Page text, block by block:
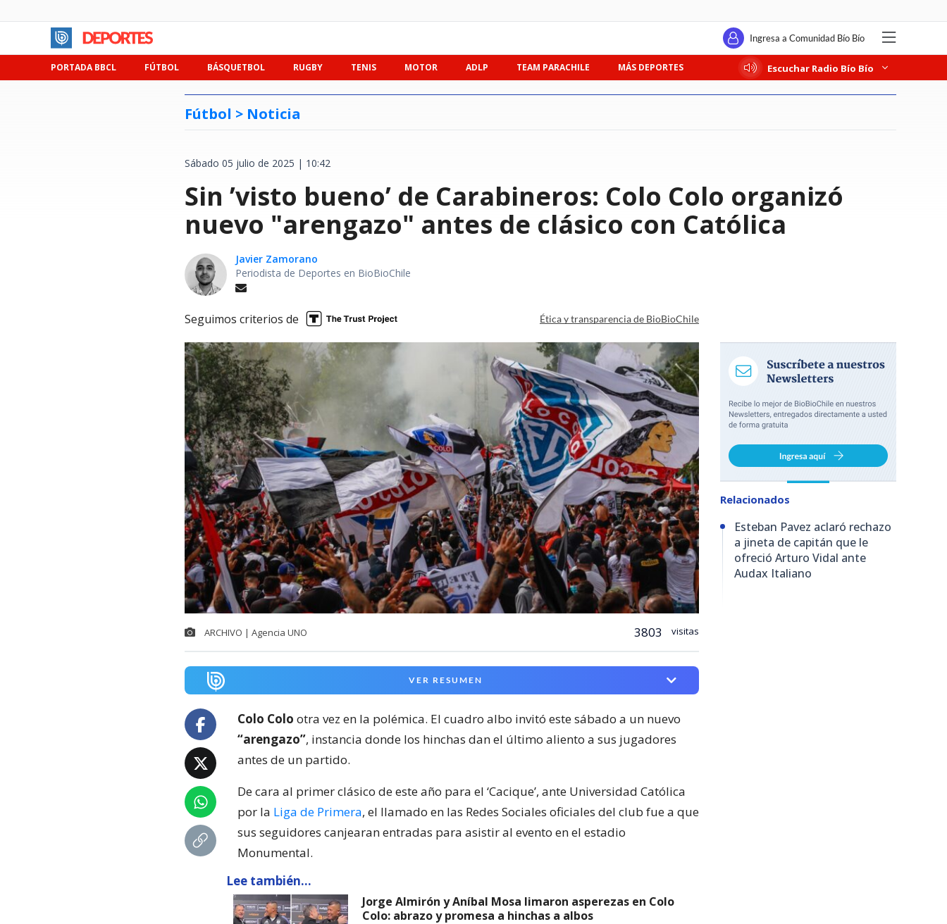
Ingresa a Comunidad Bío Bío
PORTADA BBCL FÚTBOL BÁSQUETBOL RUGBY TENIS MOTOR ADLP TEAM PARACHILE MÁS DEPORTES Escuchar Radio Bío Bío
Fútbol > Noticia
Sábado 05 julio de 2025 | 10:42
Sin ’visto bueno’ de Carabineros: Colo Colo organizó
nuevo "arengazo" antes de clásico con Católica
Javier Zamorano
Periodista de Deportes en BioBioChile
Seguimos criterios de Ética y transparencia de BioBioChile
ARCHIVO | Agencia UNO 3803 visitas
VER RESUMEN
Colo Colo otra vez en la polémica. El cuadro albo invitó este sábado a un nuevo
“arengazo”, instancia donde los hinchas dan el último aliento a sus jugadores
antes de un partido.
De cara al primer clásico de este año para el ‘Cacique’, ante Universidad Católica
por la Liga de Primera, el llamado en las Redes Sociales oficiales del club fue a que
sus seguidores canjearan entradas para asistir al evento en el estadio
Monumental.
Lee también...
Jorge Almirón y Aníbal Mosa limaron asperezas en Colo
Colo: abrazo y promesa a hinchas a albos
Relacionados
Esteban Pavez aclaró rechazo
a jineta de capitán que le
ofreció Arturo Vidal ante
Audax Italiano